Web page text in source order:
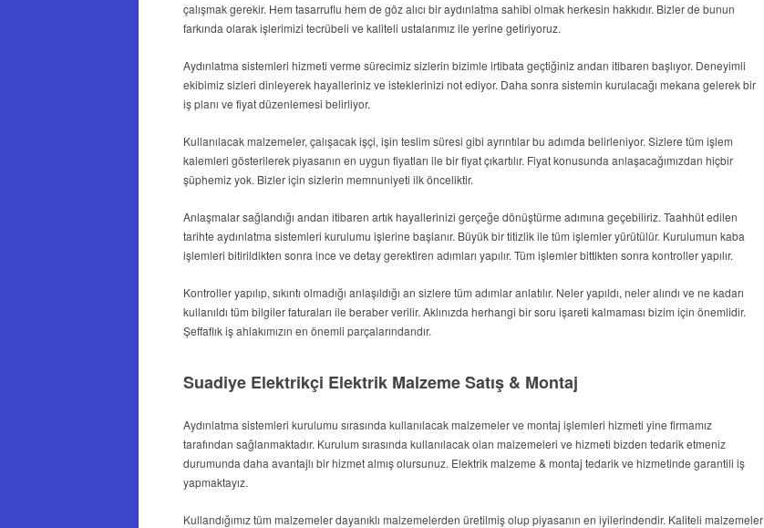
çalışmak gerekir. Hem tasarruflu hem de göz alıcı bir aydınlatma sahibi olmak herkesin hakkıdır. Bizler de bunun
farkında olarak işlerimizi tecrübeli ve kaliteli ustalarımız ile yerine getiriyoruz.
Aydınlatma sistemleri hizmeti verme sürecimiz sizlerin bizimle irtibata geçtiğiniz andan itibaren başlıyor. Deneyimli
ekibimiz sizleri dinleyerek hayalleriniz ve isteklerinizi not ediyor. Daha sonra sistemin kurulacağı mekana gelerek bir
iş planı ve fiyat düzenlemesi belirliyor.
Kullanılacak malzemeler, çalışacak işçi, işin teslim süresi gibi ayrıntılar bu adımda belirleniyor. Sizlere tüm işlem
kalemleri gösterilerek piyasanın en uygun fiyatları ile bir fiyat çıkartılır. Fiyat konusunda anlaşacağımızdan hiçbir
şüphemiz yok. Bizler için sizlerin memnuniyeti ilk önceliktir.
Anlaşmalar sağlandığı andan itibaren artık hayallerinizi gerçeğe dönüştürme adımına geçebiliriz. Taahhüt edilen
tarihte aydınlatma sistemleri kurulumu işlerine başlanır. Büyük bir titizlik ile tüm işlemler yürütülür. Kurulumun kaba
işlemleri bitirildikten sonra ince ve detay gerektiren adımları yapılır. Tüm işlemler bittikten sonra kontroller yapılır.
Kontroller yapılıp, sıkıntı olmadığı anlaşıldığı an sizlere tüm adımlar anlatılır. Neler yapıldı, neler alındı ve ne kadarı
kullanıldı tüm bilgiler faturaları ile beraber verilir. Aklınızda herhangi bir soru işareti kalmaması bizim için önemlidir.
Şeffaflık iş ahlakımızın en önemli parçalarındandır.
Suadiye Elektrikçi Elektrik Malzeme Satış & Montaj
Aydınlatma sistemleri kurulumu sırasında kullanılacak malzemeler ve montaj işlemleri hizmeti yine firmamız
tarafından sağlanmaktadır. Kurulum sırasında kullanılacak olan malzemeleri ve hizmeti bizden tedarik etmeniz
durumunda daha avantajlı bir hizmet almış olursunuz. Elektrik malzeme & montaj tedarik ve hizmetinde garantili iş
yapmaktayız.
Kullandığımız tüm malzemeler dayanıklı malzemelerden üretilmiş olup piyasanın en iyilerindendir. Kaliteli malzemeler